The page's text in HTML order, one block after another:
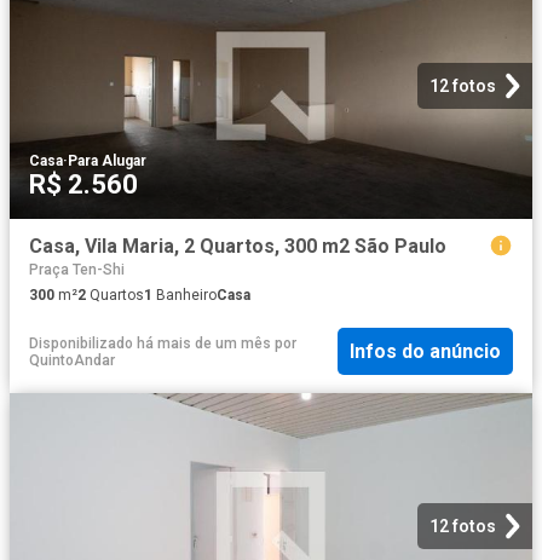
12 fotos
Casa· Para Alugar
R$ 2.560
Casa, Vila Maria, 2 Quartos, 300 m2 São Paulo
Praça Ten-Shi
300 m²2 Quartos1 BanheiroCasa
Disponibilizado há mais de um mês por
QuintoAndar
Infos do anúncio
12 fotos